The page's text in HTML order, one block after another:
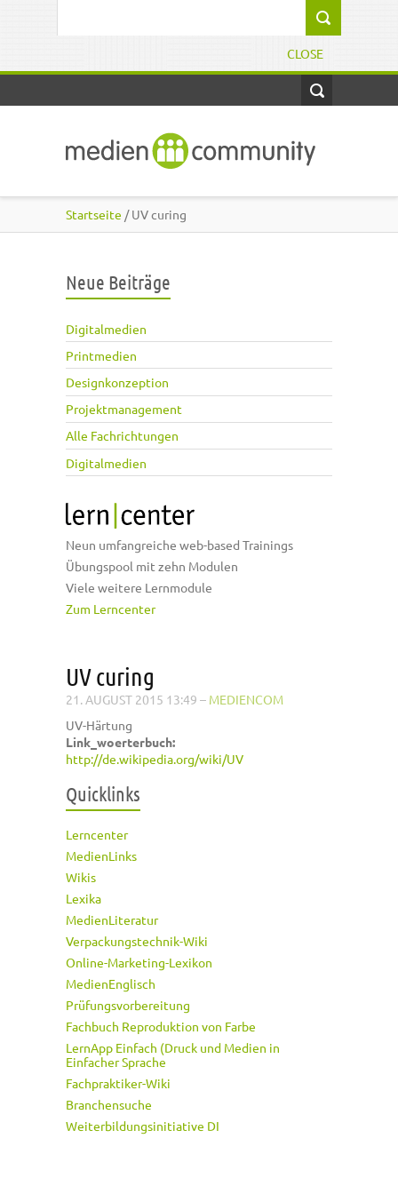
CLOSE
Startseite / UV curing
Neue Beiträge
Digitalmedien
Printmedien
Designkonzeption
Projektmanagement
Alle Fachrichtungen
Digitalmedien
Neun umfangreiche web-based Trainings
Übungspool mit zehn Modulen
Viele weitere Lernmodule
Zum Lerncenter
UV curing
21. AUGUST 2015 13:49 – MEDIENCOM
UV-Härtung
Link_woerterbuch:
http://de.wikipedia.org/wiki/UV
Quicklinks
Lerncenter
MedienLinks
Wikis
Lexika
MedienLiteratur
Verpackungstechnik-Wiki
Online-Marketing-Lexikon
MedienEnglisch
Prüfungsvorbereitung
Fachbuch Reproduktion von Farbe
LernApp Einfach (Druck und Medien in
Einfacher Sprache
Fachpraktiker-Wiki
Branchensuche
Weiterbildungsinitiative DI